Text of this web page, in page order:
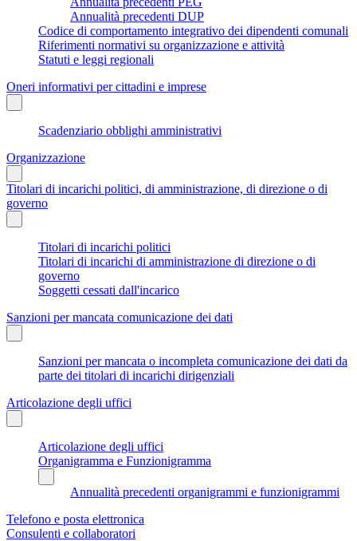
Annualità precedenti DUP
Codice di comportamento integrativo dei dipendenti comunali
Riferimenti normativi su organizzazione e attività
Statuti e leggi regionali
Oneri informativi per cittadini e imprese
Scadenziario obblighi amministrativi
Organizzazione
Titolari di incarichi politici, di amministrazione, di direzione o di
governo
Titolari di incarichi politici
Titolari di incarichi di amministrazione di direzione o di
governo
Soggetti cessati dall'incarico
Sanzioni per mancata comunicazione dei dati
Sanzioni per mancata o incompleta comunicazione dei dati da
parte dei titolari di incarichi dirigenziali
Articolazione degli uffici
Articolazione degli uffici
Organigramma e Funzionigramma
Annualità precedenti organigrammi e funzionigrammi
Telefono e posta elettronica
Consulenti e collaboratori